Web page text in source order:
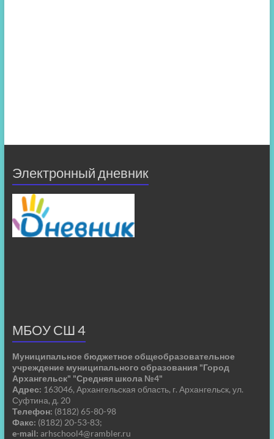
Электронный дневник
МБОУ СШ 4
Муниципальное бюджетное общеобразовательное
учреждение муниципального образования "Город
Архангельск" "Средняя школа №4"
Адрес: 163046, Архангельская область, г. Архангельск, ул.
Суфтина, д. 20
Телефон: (8182) 65-80-98
Факс: (8182) 20-53-83;
e-mail: arhschool4@rambler.ru